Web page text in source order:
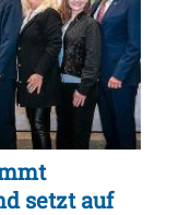
setzt auf